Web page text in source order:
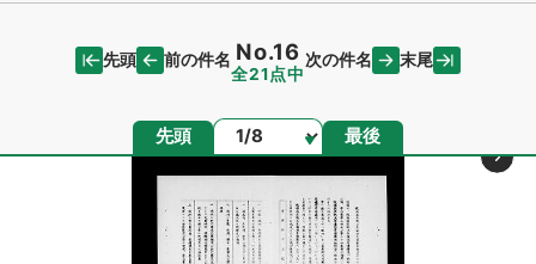
先頭 前の件名 No.16
全21点中
次の件名 末尾
先頭 ページ 最後